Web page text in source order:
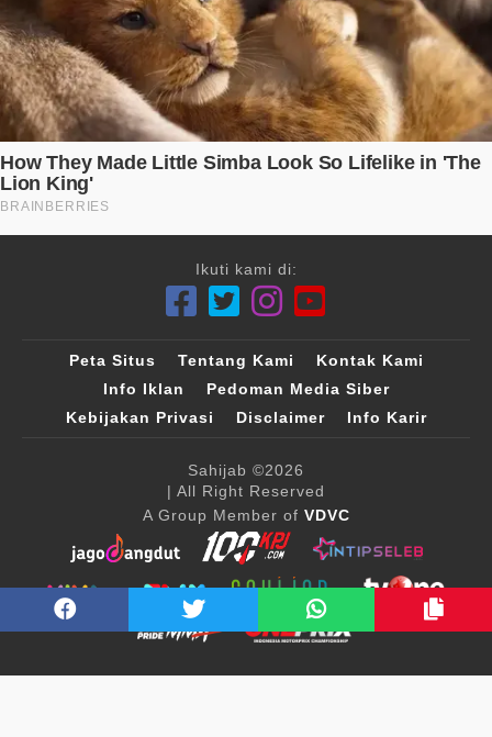
Ikuti kami di:
Peta Situs Tentang Kami
Kontak Kami
Info Iklan
Pedoman Media Siber
Kebijakan Privasi
Disclaimer Info Karir
Sahijab ©2026
| All Right Reserved
A Group Member of VDVC